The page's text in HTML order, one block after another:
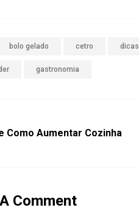
bolo gelado cetro dicas
gastronomia
Como Aumentar Cozinha
Comment